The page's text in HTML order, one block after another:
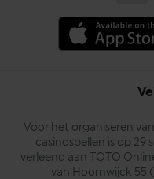
Voor het organiseren
casinospellen is op 29
verleend aan TOTO
van Hoornwijck 55